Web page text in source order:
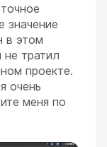
значение
в этом
не тратил
проекте.
очень
меня по